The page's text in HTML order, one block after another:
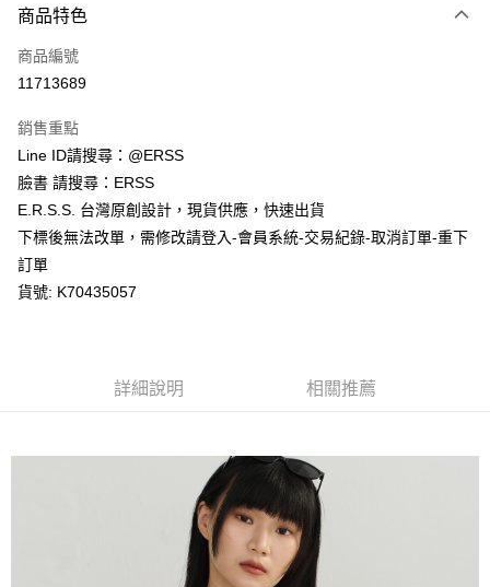
便利好安心！
２．便利：只要手機號碼，簡訊認證，即可結帳。
３．安心：先確認商品／服務後，再付款。
【「AFTEE先享後付」結帳流程】
１．於結帳方式選擇「AFTEE先享後付」後，將跳轉至「AFTEE先享後付」
結帳頁面，進行簡訊認證並確認金額後，即可完成結帳。
２．訂單成立數日內，您將收到繳費通知簡訊。
ATM／網路銀行／等多元方式進行付款，方視為交易完成。
※ 請注意：結帳手續完成當下不需立刻繳費，但若您需要取消訂單，請聯絡
購買商品的店家。未經商家同意取消之訂單仍視為有效，需透過AFTEE先享
後付繳納相關費用。
※ 交易是否成功請以「AFTEE先享後付 」之結帳頁面顯示為準，若有關於
１．透過由恩沛科技股份有限公司提供之「AFTEE先享後付」服務完成之交
３．未成年的使用者請事先徵得法定代理人或監護人之同意方可使用
「AFTEE先享後付」，若未經同意申辦者引起之損失，本公司不負相關責
４．使用「AFTEE先享後付」時，將依據個別帳號之用戶狀況，依本公司即
時審查核予不同之上限額度；若仍有額度不足之情形，本公司將視審查結果
運送方式
全家取貨付款
付款後全家取貨
每筆NT$80，滿NT$1,200(含以上)免運費
每筆NT$80，滿NT$1,200(含以上)免運費
付款後萊爾富取貨
每筆NT$80，滿NT$1,200(含以上)免運費
每筆NT$80，滿NT$1,200(含以上)免運費
每筆NT$80，滿NT$1,200(含以上)免運費
商品特色
商品編號
11713689
銷售重點
Line ID請搜尋：@ERSS
臉書 請搜尋：ERSS
E.R.S.S. 台灣原創設計，現貨供應，快速出貨
下標後無法改單，需修改請登入-會員系統-交易紀錄-取消訂單-重下
訂單
貨號: K70435057
詳細說明 相關推薦